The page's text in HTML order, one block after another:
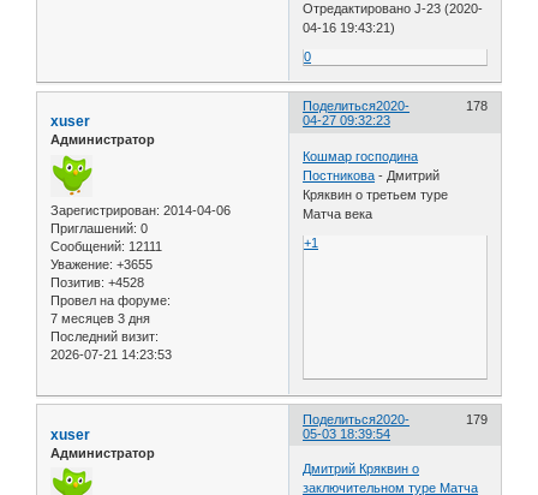
Отредактировано J-23 (2020-
04-16 19:43:21)
0
Поделиться 178
2020-
04-27 09:32:23
xuser
Администратор
Зарегистрирован: 2014-04-06
Приглашений: 0
Сообщений: 12111
Уважение: +3655
Позитив: +4528
Провел на форуме:
7 месяцев 3 дня
Последний визит:
2026-07-21 14:23:53
Кошмар господина
Постникова - Дмитрий
Кряквин о третьем туре
Матча века
+1
Поделиться 179
2020-
05-03 18:39:54
xuser
Администратор
Дмитрий Кряквин о
заключительном туре Матча